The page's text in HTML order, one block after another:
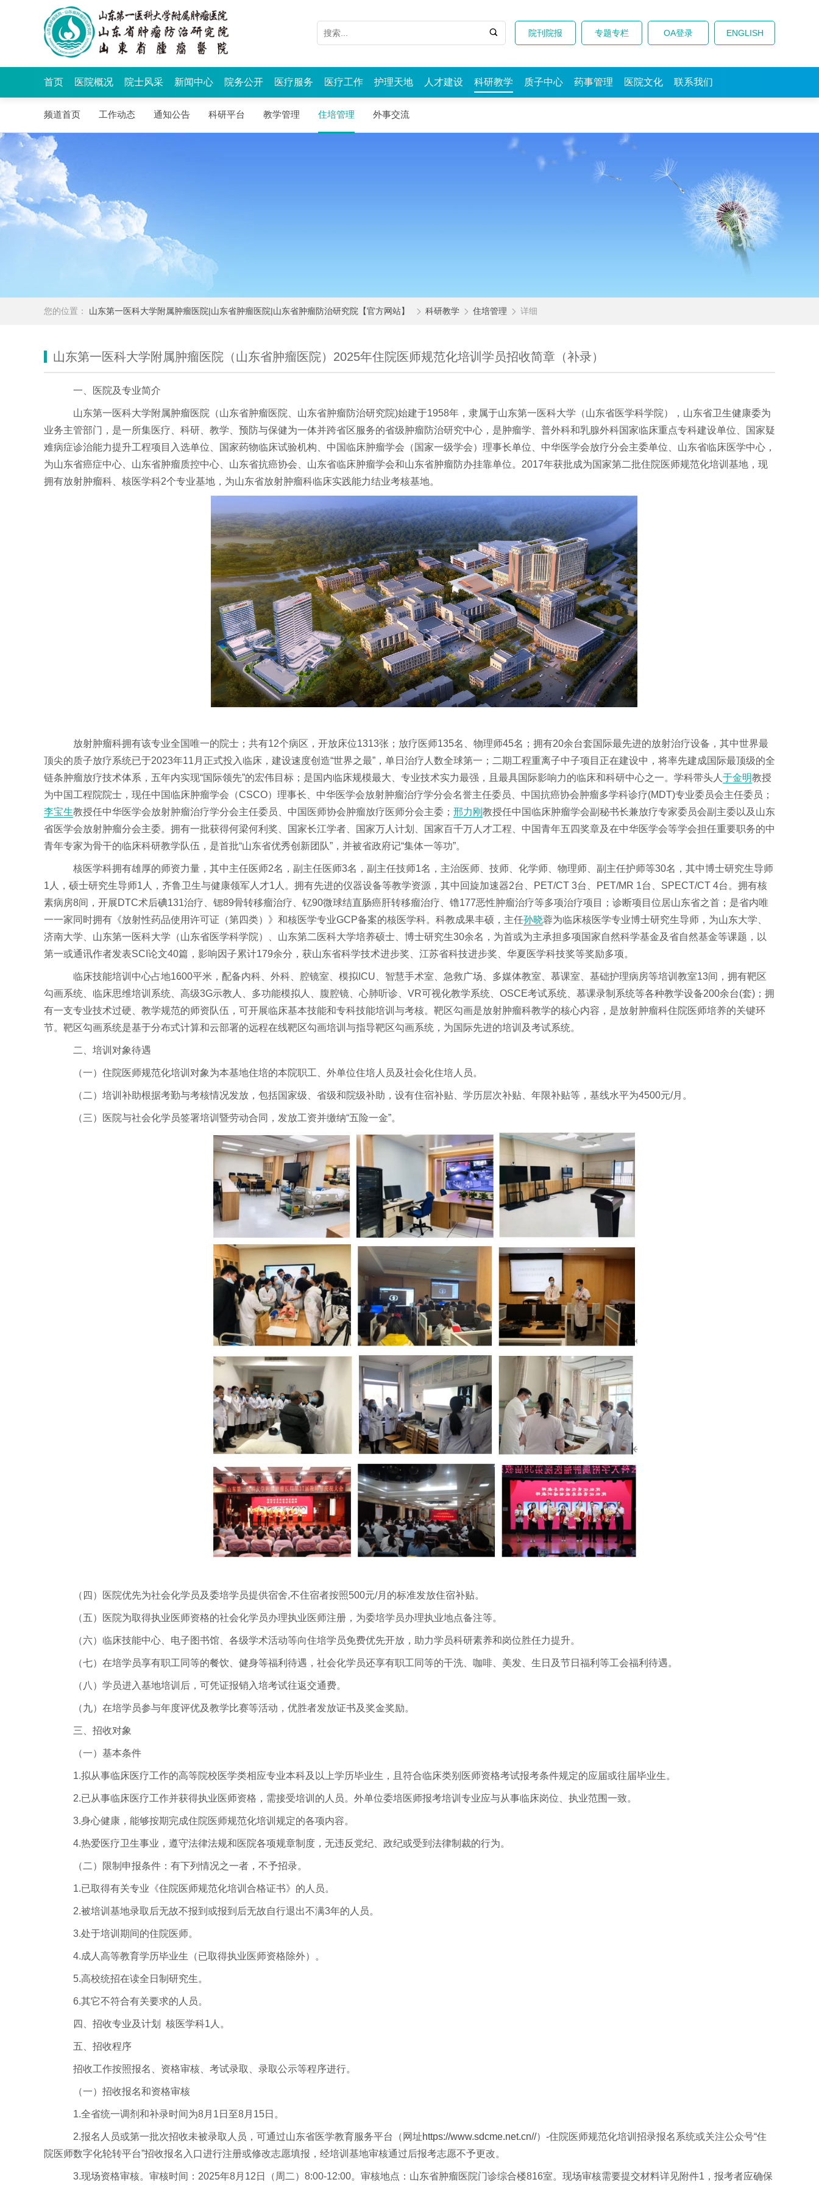
院刊院报 专题专栏 OA登录 ENGLISH

首页 医院概况 院士风采 新闻中心 院务公开 医疗服务 医疗工作 护理天地 人才建设 科研教学 质子中心 药事管理 医院文化 联系我们
频道首页 工作动态 通知公告 科研平台 教学管理 住培管理 外事交流
您的位置： 山东第一医科大学附属肿瘤医院|山东省肿瘤医院|山东省肿瘤防治研究院【官方网站】  科研教学  住培管理  详细
山东第一医科大学附属肿瘤医院（山东省肿瘤医院）2025年住院医师规范化培训学员招收简章（补录）
一、医院及专业简介
山东第一医科大学附属肿瘤医院（山东省肿瘤医院、山东省肿瘤防治研究院)始建于1958年，隶属于山东第一医科大学（山东省医学科学院），山东省卫生健康委为
业务主管部门，是一所集医疗、科研、教学、预防与保健为一体并跨省区服务的省级肿瘤防治研究中心，是肿瘤学、普外科和乳腺外科国家临床重点专科建设单位、国家疑
难病症诊治能力提升工程项目入选单位、国家药物临床试验机构、中国临床肿瘤学会（国家一级学会）理事长单位、中华医学会放疗分会主委单位、山东省临床医学中心，
为山东省癌症中心、山东省肿瘤质控中心、山东省抗癌协会、山东省临床肿瘤学会和山东省肿瘤防办挂靠单位。2017年获批成为国家第二批住院医师规范化培训基地，现
拥有放射肿瘤科、核医学科2个专业基地，为山东省放射肿瘤科临床实践能力结业考核基地。
放射肿瘤科拥有该专业全国唯一的院士；共有12个病区，开放床位1313张；放疗医师135名、物理师45名；拥有20余台套国际最先进的放射治疗设备，其中世界最
顶尖的质子放疗系统已于2023年11月正式投入临床，建设速度创造“世界之最”，单日治疗人数全球第一；二期工程重离子中子项目正在建设中，将率先建成国际最顶级的全
链条肿瘤放疗技术体系，五年内实现“国际领先”的宏伟目标；是国内临床规模最大、专业技术实力最强，且最具国际影响力的临床和科研中心之一。学科带头人 于金明教授
为中国工程院院士，现任中国临床肿瘤学会（CSCO）理事长、中华医学会放射肿瘤治疗学分会名誉主任委员、中国抗癌协会肿瘤多学科诊疗(MDT)专业委员会主任委员；
李宝生教授任中华医学会放射肿瘤治疗学分会主任委员、中国医师协会肿瘤放疗医师分会主委； 邢力刚 教授任中国临床肿瘤学会副秘书长兼放疗专家委员会副主委以及山东
省医学会放射肿瘤分会主委。拥有一批获得何梁何利奖、国家长江学者、国家万人计划、国家百千万人才工程、中国青年五四奖章及在中华医学会等学会担任重要职务的中
青年专家为骨干的临床科研教学队伍，是首批“山东省优秀创新团队”，并被省政府记“集体一等功”。
核医学科拥有雄厚的师资力量，其中主任医师2名，副主任医师3名，副主任技师1名，主治医师、技师、化学师、物理师、副主任护师等30名，其中博士研究生导师
1人，硕士研究生导师1人，齐鲁卫生与健康领军人才1人。拥有先进的仪器设备等教学资源，其中回旋加速器2台、PET/CT 3台、PET/MR 1台、SPECT/CT 4台。拥有核
素病房8间，开展DTC术后碘131治疗、锶89骨转移瘤治疗、钇90微球结直肠癌肝转移瘤治疗、镥177恶性肿瘤治疗等多项治疗项目；诊断项目位居山东省之首；是省内唯
一一家同时拥有《放射性药品使用许可证（第四类）》和核医学专业GCP备案的核医学科。科教成果丰硕，主任孙晓蓉为临床核医学专业博士研究生导师，为山东大学、
济南大学、山东第一医科大学（山东省医学科学院）、山东第二医科大学培养硕士、博士研究生30余名，为首或为主承担多项国家自然科学基金及省自然基金等课题，以
第一或通讯作者发表SCI论文40篇，影响因子累计179余分，获山东省科学技术进步奖、江苏省科技进步奖、华夏医学科技奖等奖励多项。
临床技能培训中心占地1600平米，配备内科、外科、腔镜室、模拟ICU、智慧手术室、急救广场、多媒体教室、慕课室、基础护理病房等培训教室13间，拥有靶区
勾画系统、临床思维培训系统、高级3G示教人、多功能模拟人、腹腔镜、心肺听诊、VR可视化教学系统、OSCE考试系统、慕课录制系统等各种教学设备200余台(套)；拥
有一支专业技术过硬、教学规范的师资队伍，可开展临床基本技能和专科技能培训与考核。靶区勾画是放射肿瘤科教学的核心内容，是放射肿瘤科住院医师培养的关键环
节。靶区勾画系统是基于分布式计算和云部署的远程在线靶区勾画培训与指导靶区勾画系统，为国际先进的培训及考试系统。
二、培训对象待遇
（一）住院医师规范化培训对象为本基地住培的本院职工、外单位住培人员及社会化住培人员。
（二）培训补助根据考勤与考核情况发放，包括国家级、省级和院级补助，设有住宿补贴、学历层次补贴、年限补贴等，基线水平为4500元/月。
（三）医院与社会化学员签署培训暨劳动合同，发放工资并缴纳“五险一金”。
（四）医院优先为社会化学员及委培学员提供宿舍,不住宿者按照500元/月的标准发放住宿补贴。
（五）医院为取得执业医师资格的社会化学员办理执业医师注册，为委培学员办理执业地点备注等。
（六）临床技能中心、电子图书馆、各级学术活动等向住培学员免费优先开放，助力学员科研素养和岗位胜任力提升。
（七）在培学员享有职工同等的餐饮、健身等福利待遇，社会化学员还享有职工同等的干洗、咖啡、美发、生日及节日福利等工会福利待遇。
（八）学员进入基地培训后，可凭证报销入培考试往返交通费。
（九）在培学员参与年度评优及教学比赛等活动，优胜者发放证书及奖金奖励。
三、招收对象
（一）基本条件
1.拟从事临床医疗工作的高等院校医学类相应专业本科及以上学历毕业生，且符合临床类别医师资格考试报考条件规定的应届或往届毕业生。
2.已从事临床医疗工作并获得执业医师资格，需接受培训的人员。外单位委培医师报考培训专业应与从事临床岗位、执业范围一致。
3.身心健康，能够按期完成住院医师规范化培训规定的各项内容。
4.热爱医疗卫生事业，遵守法律法规和医院各项规章制度，无违反党纪、政纪或受到法律制裁的行为。
（二）限制申报条件：有下列情况之一者，不予招录。
1.已取得有关专业《住院医师规范化培训合格证书》的人员。
2.被培训基地录取后无故不报到或报到后无故自行退出不满3年的人员。
3.处于培训期间的住院医师。
4.成人高等教育学历毕业生（已取得执业医师资格除外）。
5.高校统招在读全日制研究生。
6.其它不符合有关要求的人员。
四、招收专业及计划 核医学科1人。
五、招收程序
招收工作按照报名、资格审核、考试录取、录取公示等程序进行。
（一）招收报名和资格审核
1.全省统一调剂和补录时间为8月1日至8月15日。
2.报名人员或第一批次招收未被录取人员，可通过山东省医学教育服务平台（网址https://www.sdcme.net.cn//）-住院医师规范化培训招录报名系统或关注公众号“住
院医师数字化轮转平台”招收报名入口进行注册或修改志愿填报，经培训基地审核通过后报考志愿不予更改。
3.现场资格审核。审核时间：2025年8月12日（周二）8:00-12:00。审核地点：山东省肿瘤医院门诊综合楼816室。现场审核需要提交材料详见附件1，报考者应确保